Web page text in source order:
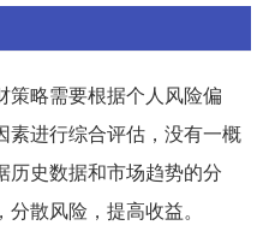
策略需要根据个人风险偏
素进行综合评估，没有一概
历史数据和市场趋势的分
散风险，提高收益。